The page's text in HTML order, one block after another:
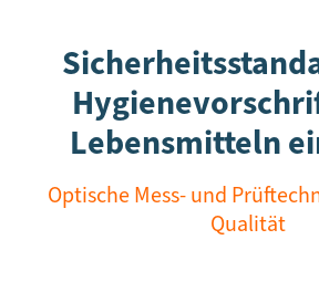
Lebensmitteln
Optische Mess- und
Qualität